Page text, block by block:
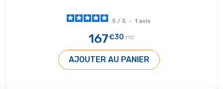
5 / 5 - 1 avis
167€30 TTC
AJOUTER AU PANIER